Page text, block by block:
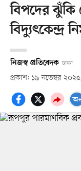
বিপদের ঝুঁকি
বিদ্যুৎকেন্দ্র
নিজস্ব প্রতিবেদক ঢাকা
প্রকাশ: ১৯ নভেম্বর